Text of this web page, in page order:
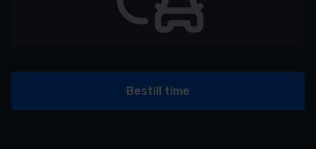
Bestill time